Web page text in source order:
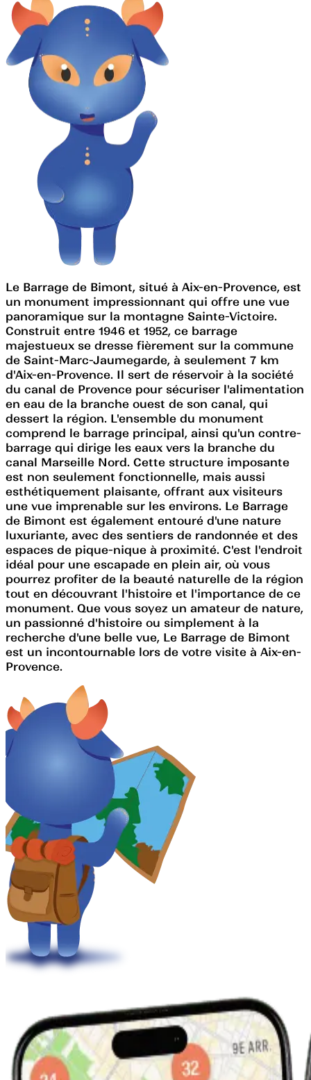
Le Barrage de Bimont, situé à Aix-en-Provence, est
un monument impressionnant qui offre une vue
panoramique sur la montagne Sainte-Victoire.
Construit entre 1946 et 1952, ce barrage
majestueux se dresse fièrement sur la commune
de Saint-Marc-Jaumegarde, à seulement 7 km
d'Aix-en-Provence. Il sert de réservoir à la société
du canal de Provence pour sécuriser l'alimentation
en eau de la branche ouest de son canal, qui
dessert la région. L'ensemble du monument
comprend le barrage principal, ainsi qu'un contre-
barrage qui dirige les eaux vers la branche du
canal Marseille Nord. Cette structure imposante
est non seulement fonctionnelle, mais aussi
esthétiquement plaisante, offrant aux visiteurs
une vue imprenable sur les environs. Le Barrage
de Bimont est également entouré d'une nature
luxuriante, avec des sentiers de randonnée et des
espaces de pique-nique à proximité. C'est l'endroit
idéal pour une escapade en plein air, où vous
pourrez profiter de la beauté naturelle de la région
tout en découvrant l'histoire et l'importance de ce
monument. Que vous soyez un amateur de nature,
un passionné d'histoire ou simplement à la
recherche d'une belle vue, Le Barrage de Bimont
est un incontournable lors de votre visite à Aix-en-
Provence.